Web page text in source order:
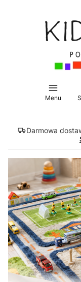
Menu
Darmowa